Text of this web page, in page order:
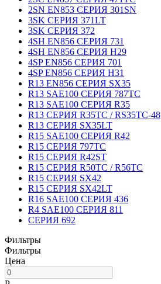
2SN EN853 СЕРИЯ 301SN
3SK СЕРИЯ 371LT
3SK СЕРИЯ 372
4SH EN856 СЕРИЯ 731
4SH EN856 СЕРИЯ H29
4SP EN856 СЕРИЯ 701
4SP EN856 СЕРИЯ H31
R13 EN856 СЕРИЯ SX35
R13 SAE100 СЕРИЯ 787TC
R13 SAE100 СЕРИЯ R35
R13 СЕРИЯ R35TC / RS35TC-48
R13 СЕРИЯ SX35LT
R15 SAE100 СЕРИЯ R42
R15 СЕРИЯ 797TC
R15 СЕРИЯ R42ST
R15 СЕРИЯ R50TC / R56TC
R15 СЕРИЯ SX42
R15 СЕРИЯ SX42LT
R16 SAE100 СЕРИЯ 436
R4 SAE100 СЕРИЯ 811
СЕРИЯ 692
Фильтры
Фильтры
Цена